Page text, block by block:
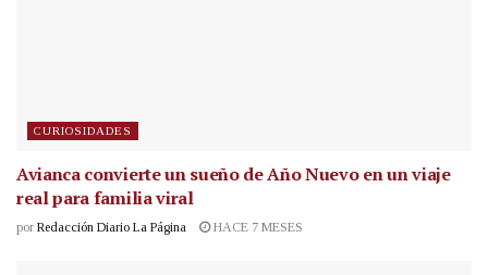
CURIOSIDADES
Avianca convierte un sueño de Año Nuevo en un viaje
real para familia viral
por Redacción Diario La Página HACE 7 MESES